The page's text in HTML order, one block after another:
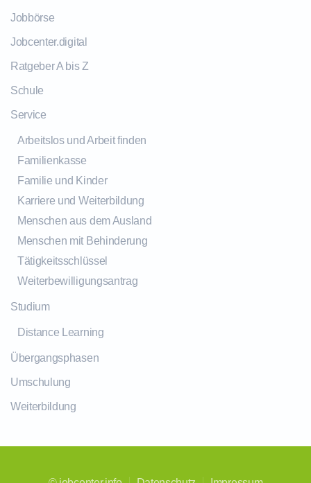
Jobbörse
Jobcenter.digital
Ratgeber A bis Z
Schule
Service
Arbeitslos und Arbeit finden
Familienkasse
Familie und Kinder
Karriere und Weiterbildung
Menschen aus dem Ausland
Menschen mit Behinderung
Tätigkeitsschlüssel
Weiterbewilligungsantrag
Studium
Distance Learning
Übergangsphasen
Umschulung
Weiterbildung